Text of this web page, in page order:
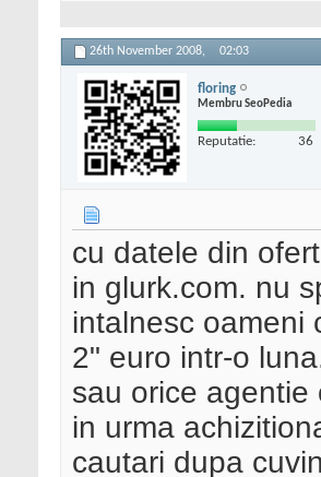
26th November 2008, 02:03
floring
Membru SeoPedia
Reputatie: 36
cu datele din
in glurk.com. nu
intalnesc oameni
2" euro intr-o
sau orice agentie
in urma
cautari dupa